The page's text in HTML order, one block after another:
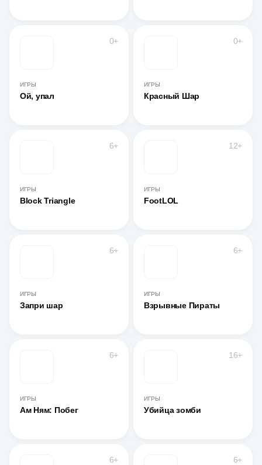
0+
ИГРЫ
Ой, упал
0+
ИГРЫ
Красный Шар
6+
ИГРЫ
Block Triangle
12+
ИГРЫ
FootLOL
6+
ИГРЫ
Запри шар
6+
ИГРЫ
Взрывные Пираты
6+
ИГРЫ
Ам Ням: Побег
16+
ИГРЫ
Убийца зомби
6+ 6+